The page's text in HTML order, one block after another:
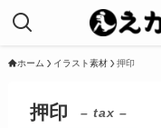
ホーム イラスト素材 押印
押印 – tax –